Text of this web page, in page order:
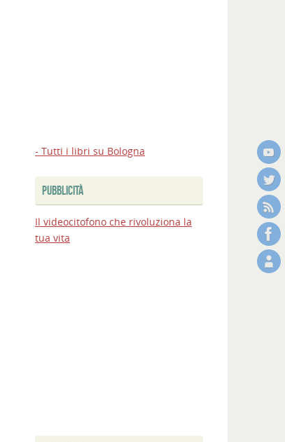
- Tutti i libri su Bologna
PUBBLICITÀ
Il videocitofono che rivoluziona la
tua vita